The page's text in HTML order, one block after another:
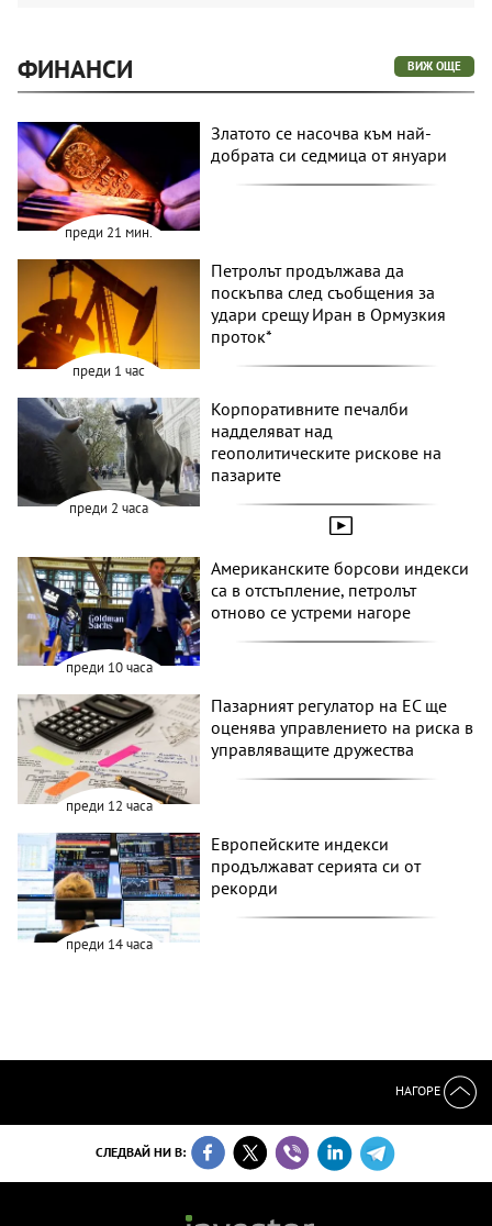
ФИНАНСИ ВИЖ ОЩЕ
преди 21 мин.
Златото се насочва към най-
добрата си седмица от януари
преди 1 час
Петролът продължава да
поскъпва след съобщения за
удари срещу Иран в Ормузкия
проток*
преди 2 часа
Корпоративните печалби
надделяват над
геополитическите рискове на
пазарите
преди 10 часа
Американските борсови индекси
са в отстъпление, петролът
отново се устреми нагоре
преди 12 часа
Пазарният регулатор на ЕС ще
оценява управлението на риска в
управляващите дружества
преди 14 часа
Европейските индекси
продължават серията си от
рекорди
НАГОРЕ
СЛЕДВАЙ НИ В: